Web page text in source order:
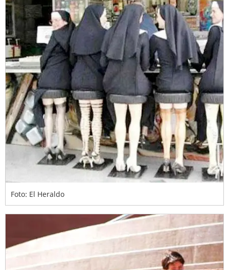
Foto: El Heraldo